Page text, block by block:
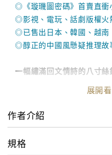
◎《璇璣圖密碼》首賣直衝
◎影視、電玩、話劇版權火
◎已售出日本、韓國、越南
◎醇正的中國風懸疑推理故
一幅繡滿回文情詩的八寸絲
為何卻引動大唐后宮殺機重
大唐後宮裡，人心猶如蛇蠍，
只需要一絲恨意牽動，就
唐元和十一年(西元816年)
展開
作者介紹
規格